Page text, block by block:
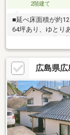
2階建て
■延べ床面積が約
64坪あり、ゆとり
圏内にJR駅、小学
も◎■広々お庭スペ
しみいただけます
いを実現可能です
市立矢賀小学校ま
歩10分。■現状有
免責
広島県